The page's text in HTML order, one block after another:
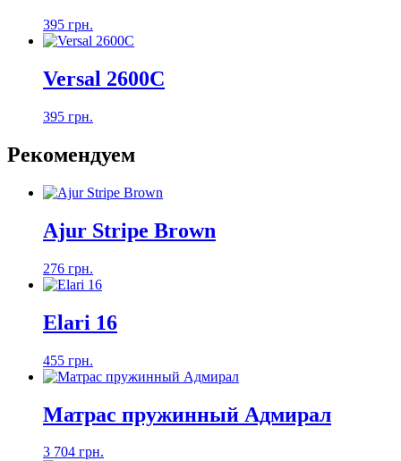
395 грн.
Versal 2600C
395 грн.
Рекомендуем
Ajur Stripe Brown
276 грн.
Elari 16
455 грн.
Матрас пружинный Адмирал
3 704 грн.